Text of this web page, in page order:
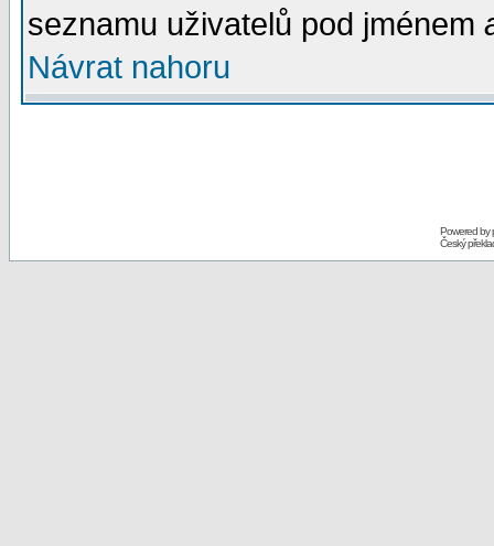
seznamu uživatelů pod jménem
Návrat nahoru
Powered by
Český